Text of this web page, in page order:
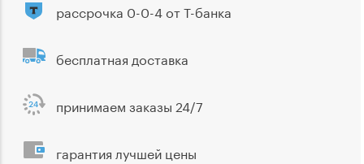
рассрочка 0-0-4 от Т-банка
бесплатная доставка
принимаем заказы 24/7
гарантия лучшей цены